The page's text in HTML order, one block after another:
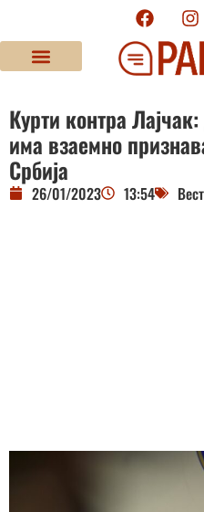
Курти контра
има взаемно
Србија
26/01/2023 13:54